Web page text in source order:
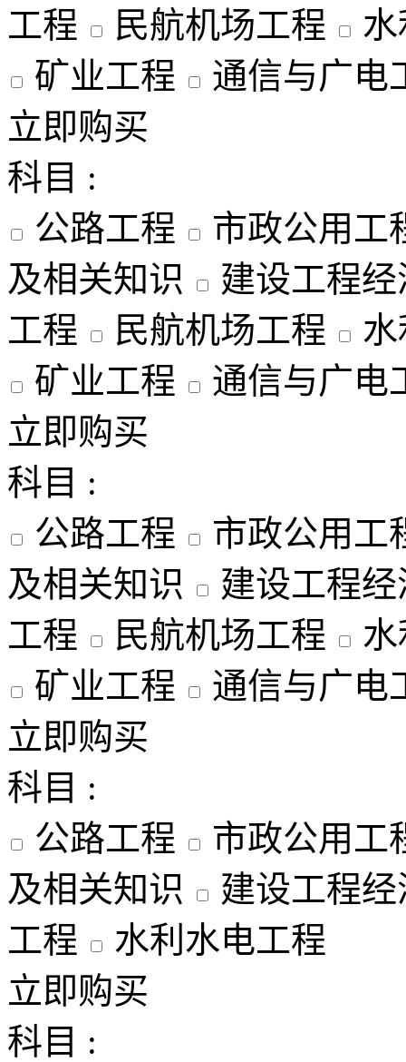
工程 民航机场工程
矿业工程
通信与广电
立即购买
科目 :
公路工程
市政公用工
及相关知识
建设工程经
工程
民航机场工程
矿业工程
通信与广电
立即购买
科目 :
公路工程
市政公用工
及相关知识
建设工程经
工程
民航机场工程
矿业工程
通信与广电
立即购买
科目 :
公路工程
市政公用工
及相关知识
建设工程经
工程
水利水电工程
立即购买
科目 :